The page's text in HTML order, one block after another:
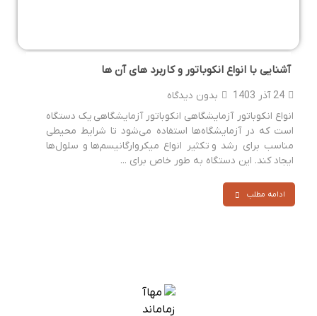
آشنایی با انواع انکوباتور و کاربرد های آن ها
24 آذر 1403
بدون دیدگاه
انواع انکوباتور آزمایشگاهی انکوباتور آزمایشگاهی یک دستگاه
است که در آزمایشگاه‌ها استفاده می‌شود تا شرایط محیطی
مناسب برای رشد و تکثیر انواع میکروارگانیسم‌ها و سلول‌ها
ایجاد کند. این دستگاه به طور خاص برای ...
ادامه مطلب